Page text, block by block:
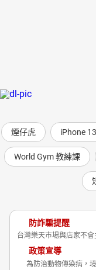
煙仔虎 iPhone
World Gym 教練課
防詐騙提醒
台灣樂天市場與店家不
政策宣導
為防治動物傳染病，